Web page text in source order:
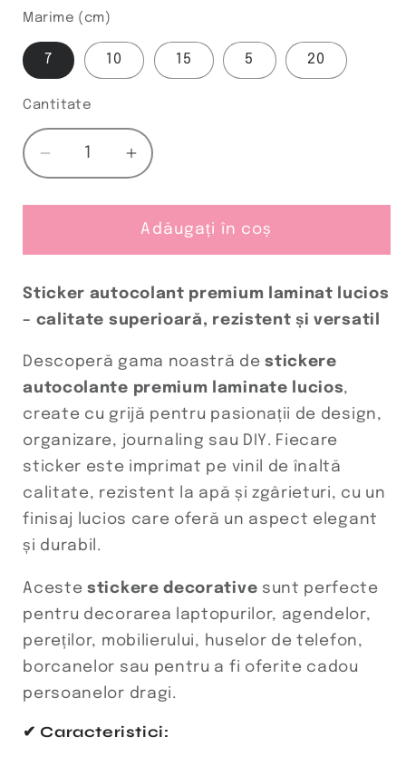
Marime (cm)
7 10 15 5 20
Cantitate
Cantitate
Reduceți
cantitatea
pentru
Creșteți
cantitatea
pentru
sticker
Adăugați în coș
Sticker autocolant premium laminat lucios
– calitate superioară, rezistent și versatil
Descoperă gama noastră destickere
autocolante premium laminate lucios,
create cu grijă pentru pasionații de design,
organizare, journaling sau DIY. Fiecare
sticker este imprimat pe vinil de înaltă
calitate, rezistent la apă și zgârieturi, cu un
finisaj lucios care oferă un aspect elegant
și durabil.
Acestestickere decorative sunt perfecte
pentru decorarea laptopurilor, agendelor,
pereților, mobilierului, huselor de telefon,
borcanelor sau pentru a fi oferite cadou
persoanelor dragi.
✔ Caracteristici: